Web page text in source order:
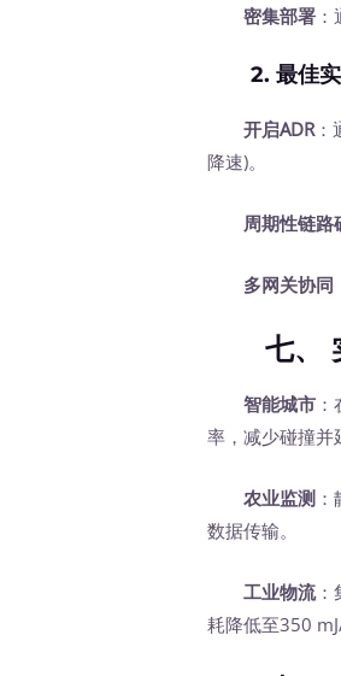
密集部署
2.最佳
开启ADR
降速)。
周期性链路
多网关协同
七、
智能城市
率，减少碰撞并
农业监测
数据传输。
工业物流：
耗降低至350